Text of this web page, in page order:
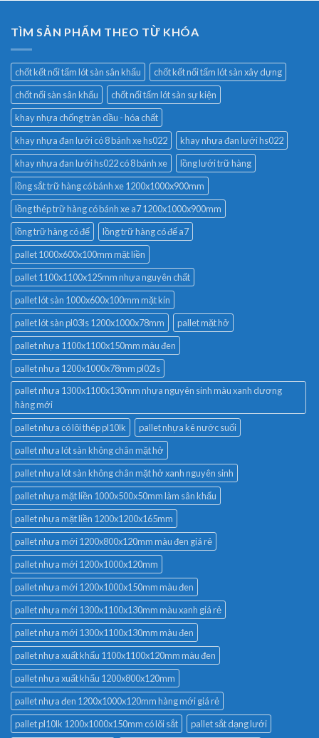
TÌM SẢN PHẨM THEO TỪ KHÓA
chốt kết nối tấm lót sàn sân khấu
chốt kết nối tấm lót sàn xây dựng
chốt nối sàn sân khấu
chốt nối tấm lót sàn sự kiện
khay nhựa chống tràn dầu - hóa chất
khay nhựa đan lưới có 8 bánh xe hs022
khay nhựa đan lưới hs022
khay nhựa đan lưới hs022 có 8 bánh xe
lồng lưới trữ hàng
lồng sắt trữ hàng có bánh xe 1200x1000x900mm
lồng thép trữ hàng có bánh xe a7 1200x1000x900mm
lồng trữ hàng có đế
lồng trữ hàng có đế a7
pallet 1000x600x100mm mặt liền
pallet 1100x1100x125mm nhựa nguyên chất
pallet lót sàn 1000x600x100mm mặt kín
pallet lót sàn pl03ls 1200x1000x78mm
pallet mặt hở
pallet nhựa 1100x1100x150mm màu đen
pallet nhựa 1200x1000x78mm pl02ls
pallet nhựa 1300x1100x130mm nhựa nguyên sinh màu xanh dương
hàng mới
pallet nhựa có lõi thép pl10lk
pallet nhựa kê nước suối
pallet nhựa lót sàn không chân mặt hở
pallet nhựa lót sàn không chân mặt hở xanh nguyên sinh
pallet nhựa mặt liền 1000x500x50mm làm sân khấu
pallet nhựa mặt liền 1200x1200x165mm
pallet nhựa mới 1200x800x120mm màu đen giá rẻ
pallet nhựa mới 1200x1000x120mm
pallet nhựa mới 1200x1000x150mm màu đen
pallet nhựa mới 1300x1100x130mm màu xanh giá rẻ
pallet nhựa mới 1300x1100x130mm màu đen
pallet nhựa xuất khẩu 1100x1100x120mm màu đen
pallet nhựa xuất khẩu 1200x800x120mm
pallet nhựa đen 1200x1000x120mm hàng mới giá rẻ
pallet pl10lk 1200x1000x150mm có lõi sắt
pallet sắt dạng lưới